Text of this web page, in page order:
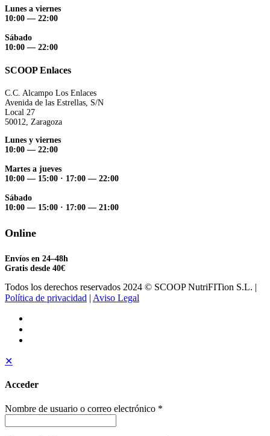
Lunes a viernes
10:00 — 22:00
Sábado
10:00 — 22:00
SCOOP Enlaces
C.C. Alcampo Los Enlaces
Avenida de las Estrellas, S/N
Local 27
50012, Zaragoza
Lunes y viernes
10:00 — 22:00
Martes a jueves
10:00 — 15:00 · 17:00 — 22:00
Sábado
10:00 — 15:00 · 17:00 — 21:00
Online
Envíos en 24–48h
Gratis desde 40€
Todos los derechos reservados 2024 © SCOOP NutriFITion S.L. |
Política de privacidad | Aviso Legal
✕
Acceder
Nombre de usuario o correo electrónico *